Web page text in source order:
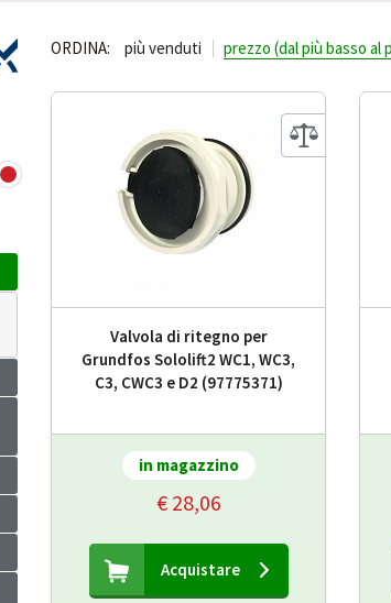
ORDINA: più venduti prezzo (dal più basso al
Valvola di ritegno per
Grundfos Sololift2 WC1, WC3,
C3, CWC3 e D2 (97775371)
in magazzino
€ 28,06
Acquistare